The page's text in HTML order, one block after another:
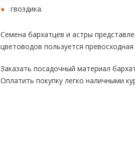
гвоздика.
Семена бархатцев и астры
цветоводов пользуется
Заказать посадочный материал
Оплатить покупку легко наличными